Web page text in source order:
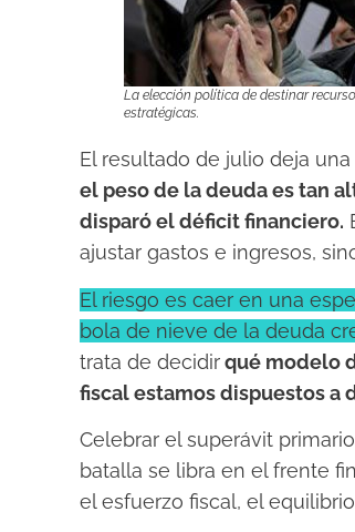
La elección política de destinar
estratégicas.
El resultado de julio deja
el peso de la deuda es tan
disparó el déficit financiero.
ajustar gastos e ingresos,
El riesgo es caer en una
bola de nieve de la deuda
trata de decidirqué modelo
fiscal estamos dispuestos a
Celebrar el superávit
batalla se libra en el frente
el esfuerzo fiscal, el